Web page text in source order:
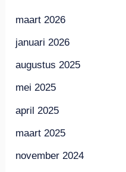
maart 2026
januari 2026
augustus 2025
mei 2025
april 2025
maart 2025
november 2024